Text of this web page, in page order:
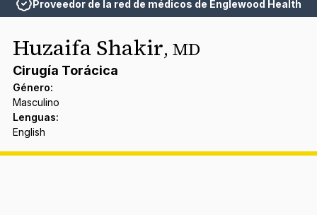
Proveedor de la red de médicos de Englewood Health
Huzaifa Shakir, MD
Cirugía Torácica
Género:
Masculino
Lenguas:
English